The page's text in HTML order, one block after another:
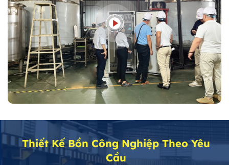
Thiết Kế Bồn Công Nghiệp Theo Yêu
Cầu